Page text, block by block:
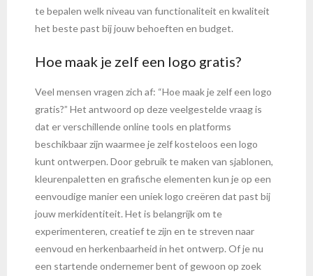
te bepalen welk niveau van functionaliteit en kwaliteit
het beste past bij jouw behoeften en budget.
Hoe maak je zelf een logo gratis?
Veel mensen vragen zich af: “Hoe maak je zelf een logo
gratis?” Het antwoord op deze veelgestelde vraag is
dat er verschillende online tools en platforms
beschikbaar zijn waarmee je zelf kosteloos een logo
kunt ontwerpen. Door gebruik te maken van sjablonen,
kleurenpaletten en grafische elementen kun je op een
eenvoudige manier een uniek logo creëren dat past bij
jouw merkidentiteit. Het is belangrijk om te
experimenteren, creatief te zijn en te streven naar
eenvoud en herkenbaarheid in het ontwerp. Of je nu
een startende ondernemer bent of gewoon op zoek